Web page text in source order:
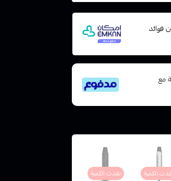
فوائد
مع
الكمية نفدت الكمية